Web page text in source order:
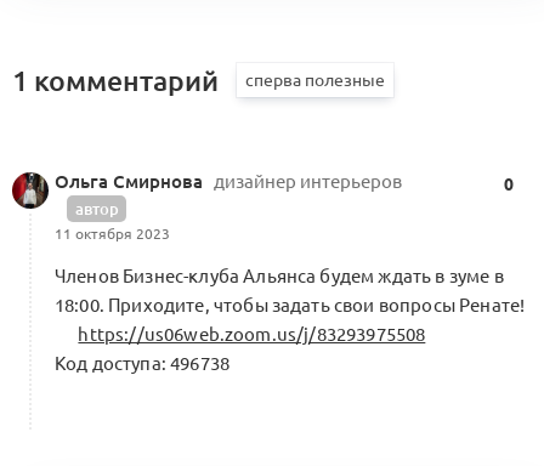
брендах, опыт The Row (KA1.3.2.1)
Операционка и бизнес
3 комментария
1 комментарий
Ольга Смирнова дизайнер интерьеров
автор
11 октября 2023
0
Членов Бизнес-клуба Альянса будем ждать в зуме в
18:00. Приходите, чтобы задать свои вопросы Ренате!
https://us06web.zoom.us/j/83293975508
Код доступа: 496738